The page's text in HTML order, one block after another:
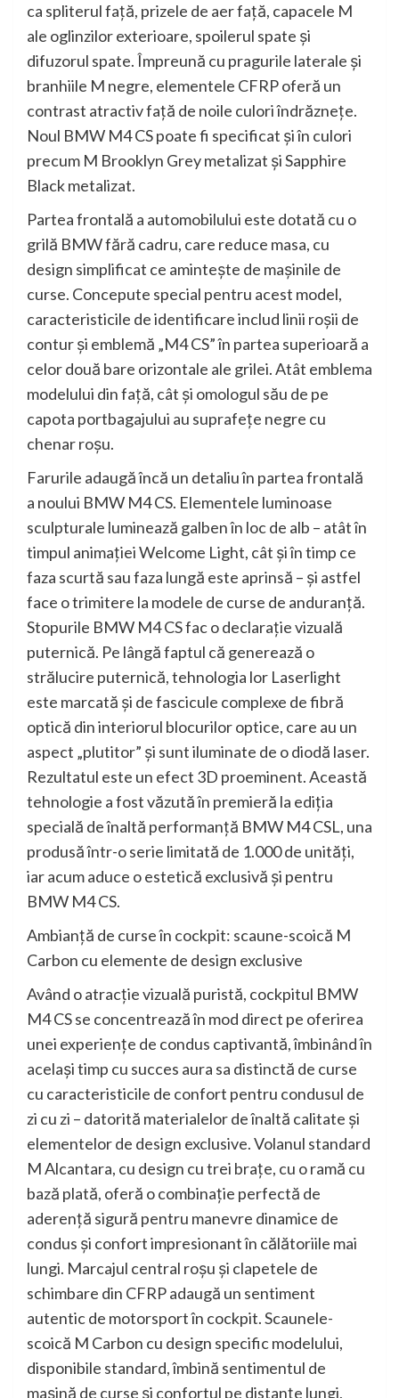
ca spliterul faţă, prizele de aer faţă, capacele M
ale oglinzilor exterioare, spoilerul spate şi
difuzorul spate. Împreună cu pragurile laterale şi
branhiile M negre, elementele CFRP oferă un
contrast atractiv faţă de noile culori îndrăzneţe.
Noul BMW M4 CS poate fi specificat şi în culori
precum M Brooklyn Grey metalizat şi Sapphire
Black metalizat.
Partea frontală a automobilului este dotată cu o
grilă BMW fără cadru, care reduce masa, cu
design simplificat ce aminteşte de maşinile de
curse. Concepute special pentru acest model,
caracteristicile de identificare includ linii roşii de
contur şi emblemă „M4 CS” în partea superioară a
celor două bare orizontale ale grilei. Atât emblema
modelului din faţă, cât şi omologul său de pe
capota portbagajului au suprafeţe negre cu
chenar roşu.
Farurile adaugă încă un detaliu în partea frontală
a noului BMW M4 CS. Elementele luminoase
sculpturale luminează galben în loc de alb – atât în
timpul animaţiei Welcome Light, cât şi în timp ce
faza scurtă sau faza lungă este aprinsă – şi astfel
face o trimitere la modele de curse de anduranţă.
Stopurile BMW M4 CS fac o declaraţie vizuală
puternică. Pe lângă faptul că generează o
strălucire puternică, tehnologia lor Laserlight
este marcată şi de fascicule complexe de fibră
optică din interiorul blocurilor optice, care au un
aspect „plutitor” şi sunt iluminate de o diodă laser.
Rezultatul este un efect 3D proeminent. Această
tehnologie a fost văzută în premieră la ediţia
specială de înaltă performanţă BMW M4 CSL, una
produsă într-o serie limitată de 1.000 de unităţi,
iar acum aduce o estetică exclusivă şi pentru
BMW M4 CS.
Ambianţă de curse în cockpit: scaune-scoică M
Carbon cu elemente de design exclusive
Având o atracţie vizuală puristă, cockpitul BMW
M4 CS se concentrează în mod direct pe oferirea
unei experienţe de condus captivantă, îmbinând în
acelaşi timp cu succes aura sa distinctă de curse
cu caracteristicile de confort pentru condusul de
zi cu zi – datorită materialelor de înaltă calitate şi
elementelor de design exclusive. Volanul standard
M Alcantara, cu design cu trei braţe, cu o ramă cu
bază plată, oferă o combinaţie perfectă de
aderenţă sigură pentru manevre dinamice de
condus şi confort impresionant în călătoriile mai
lungi. Marcajul central roşu şi clapetele de
schimbare din CFRP adaugă un sentiment
autentic de motorsport în cockpit. Scaunele-
scoică M Carbon cu design specific modelului,
disponibile standard, îmbină sentimentul de
maşină de curse şi confortul pe distanţe lungi,